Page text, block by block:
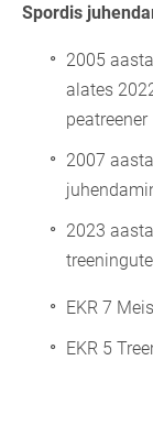
Spordis
2005
alates
peatreener
2007
2023
EKR 7
EKR 5